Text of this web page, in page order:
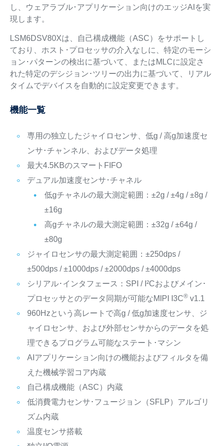
し、ウェアラブル･アプリケーション向けのエッジAIを実
現します。
LSM6DSV80Xは、自己構成機能（ASC）をサポートし
ており、ホスト･プロセッサの介入なしに、特定のモーシ
ョン･パターンの検出に基づいて、またはMLCに設定さ
れた特定のデシジョン･ツリーの出力に基づいて、リアル
タイムでデバイスを自動的に設定変更できます。
機能一覧
専用の独立したジャイロセンサ、低g / 高g加速度セ
ンサ･チャンネル、およびデータ処理
最大4.5KBのスマートFIFO
デュアル加速度センサ･チャネル
低gチャネルの最大測定範囲：±2g / ±4g / ±8g /
±16g
高gチャネルの最大測定範囲：±32g / ±64g /
±80g
ジャイロセンサの最大測定範囲：±250dps /
±500dps / ±1000dps / ±2000dps / ±4000dps
シリアル･インタフェース：SPI / I²Cおよびメイン･
プロセッサとのデータ同期が可能なMIPI I3C®v1.1
960Hzという高レートで高g / 低g加速度センサ、ジ
ャイロセンサ、および外部センサからのデータを処
理できるプログラム可能なステート･マシン
AIアプリケーション向けの機能およびフィルタを備
えた機械学習コア内蔵
自己構成機能（ASC）内蔵
低消費電力センサ･フュージョン（SFLP）アルゴリ
ズム内蔵
温度センサ搭載